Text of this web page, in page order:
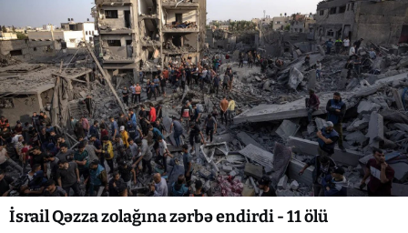
İsrail Qəzza zolağına zərbə endirdi - 11 ölü